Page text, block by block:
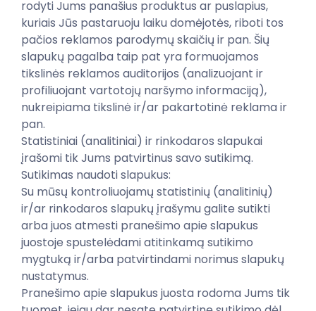
rodyti Jums panašius produktus ar puslapius,
kuriais Jūs pastaruoju laiku domėjotės, riboti tos
pačios reklamos parodymų skaičių ir pan. Šių
slapukų pagalba taip pat yra formuojamos
tikslinės reklamos auditorijos (analizuojant ir
profiliuojant vartotojų naršymo informaciją),
nukreipiama tikslinė ir/ar pakartotinė reklama ir
pan.
Statistiniai (analitiniai) ir rinkodaros slapukai
įrašomi tik Jums patvirtinus savo sutikimą.
Sutikimas naudoti slapukus:
Su mūsų kontroliuojamų statistinių (analitinių)
ir/ar rinkodaros slapukų įrašymu galite sutikti
arba juos atmesti pranešimo apie slapukus
juostoje spustelėdami atitinkamą sutikimo
mygtuką ir/arba patvirtindami norimus slapukų
nustatymus.
Pranešimo apie slapukus juosta rodoma Jums tik